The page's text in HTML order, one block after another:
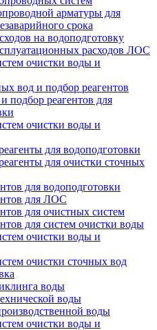
арматуры для
срока
на водоподготовку
расходов ЛОС
очистки воды и
вод и подбор реагентов
подбор реагентов для
очистки воды и
для водоподготовки
для очистки сточных
для водоподготовки
для ЛОС
для очистных систем
для систем очистки воды
очистки воды и
очистки сточных вод
воды
воды
воды
очистки воды и